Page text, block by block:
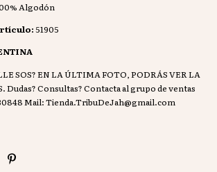
Algodón
51905
SOS? EN LA ÚLTIMA FOTO, PODRÁS VER LA
Dudas? Consultas? Contacta al grupo de ventas
Mail:Tienda.TribuDeJah@gmail.com